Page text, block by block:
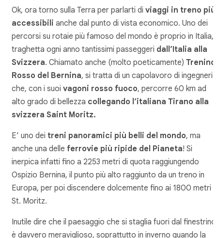
Ok, ora torno sulla Terra per parlarti di viaggi in treno più
accessibili anche dal punto di vista economico. Uno dei
percorsi su rotaie più famoso del mondo è proprio in Italia,
traghetta ogni anno tantissimi passeggeri dall’Italia alla
Svizzera. Chiamato anche (molto poeticamente) Trenino
Rosso del Bernina, si tratta di un capolavoro di ingegneria
che, con i suoi vagoni rosso fuoco, percorre 60 km ad
alto grado di bellezza collegando l’italiana Tirano alla
svizzera Saint Moritz.
E’ uno dei treni panoramici più belli del mondo, ma
anche una delle ferrovie più ripide del Pianeta! Si
inerpica infatti fino a 2253 metri di quota raggiungendo
Ospizio Bernina, il punto più alto raggiunto da un treno in
Europa, per poi discendere dolcemente fino ai 1800 metri
St. Moritz.
Inutile dire che il paesaggio che si staglia fuori dal finestrino
è davvero meraviglioso, soprattutto in inverno quando la